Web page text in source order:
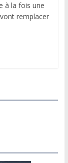
à la fois une
remplacer